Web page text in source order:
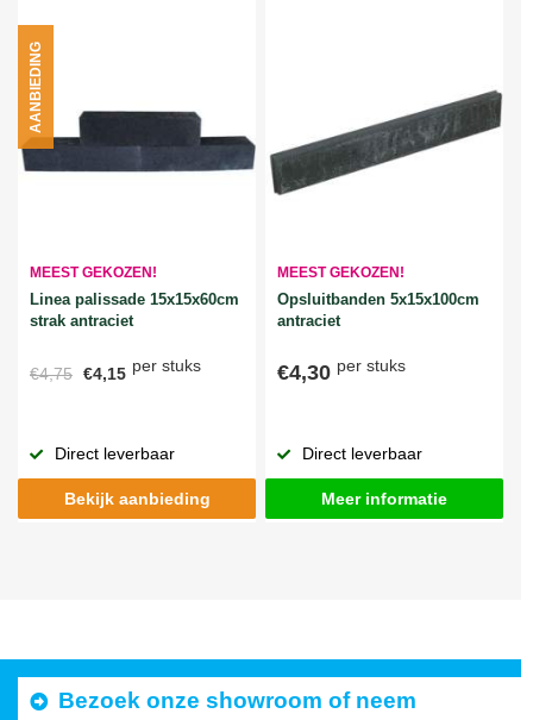
MEEST GEKOZEN!
Linea palissade 15x15x60cm
strak antraciet
€4,75 €4,15 per stuks
AANBIEDING
Direct leverbaar
Bekijk aanbieding
MEEST GEKOZEN!
Opsluitbanden 5x15x100cm
antraciet
€4,30 per stuks
Direct leverbaar
Meer informatie
Bezoek onze showroom of neem